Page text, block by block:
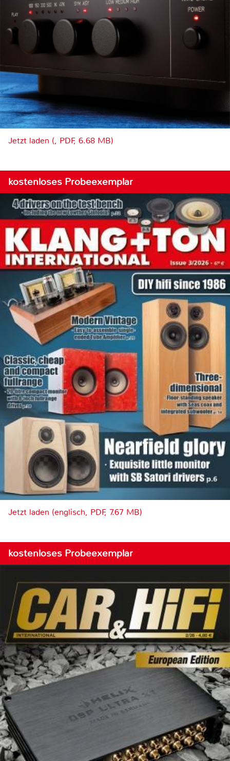
Jetzt laden (, PDF, 6.68 MB)
kostenloses Probeexemplar
Jetzt laden (englisch, PDF, 7.67 MB)
kostenloses Probeexemplar